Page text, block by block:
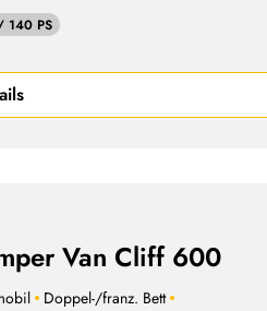
140 PS
Van Cliff 600
Doppel-/franz. Bett